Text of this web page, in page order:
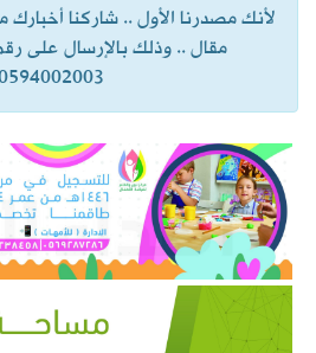
لأنك مصدرنا الأول .. شاركنا
مقال .. وذلك بالإرسال على